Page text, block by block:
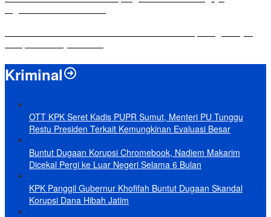
Kriminal
OTT KPK Seret Kadis PUPR Sumut, Menteri PU Tunggu
Restu Presiden Terkait Kemungkinan Evaluasi Besar
Buntut Dugaan Korupsi Chromebook, Nadiem Makarim
Dicekal Pergi ke Luar Negeri Selama 6 Bulan
KPK Panggil Gubernur Khofifah Buntut Dugaan Skandal
Korupsi Dana Hibah Jatim